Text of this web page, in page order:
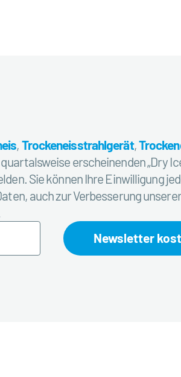
, Trockeneisstrahlgerät,
erscheinenden „Dry
SiekönnenIhre Einwilligung
auch zur Verbesserung
Newsletter